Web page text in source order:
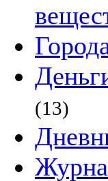
(13)